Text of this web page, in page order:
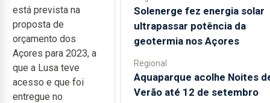
está prevista na
proposta de
orçamento dos
Açores para 2023, a
que a Lusa teve
acesso e que foi
entregue no
Solenerge fez energia solar
ultrapassar potência da
geotermia nos Açores
Regional
Aquaparque acolhe Noites
Verão até 12 de setembro